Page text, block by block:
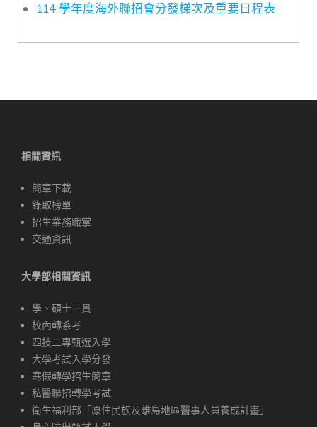
114 學年度海外聯招會分發梯次及重要日程表
相關資訊
簡章下載
錄取榜單
招生業務職掌
交通資訊
大學部相關資訊
學、碩士一貫
校內轉系考
四技二專甄選入學
大學考試入學分發
寒假轉學招生簡章
私醫聯招轉學考試
衛生福利部「原住民族及離島地區醫事人員養成計畫」